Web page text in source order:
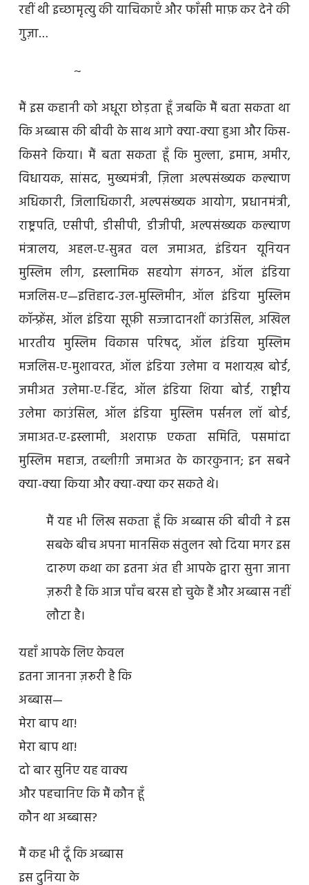
रहीं थी इच्छामृत्यु की याचिकाएँ और फाँसी माफ़ कर देने की
गुज़ा…
~
मैं इस कहानी को अधूरा छोड़ता हूँ जबकि मैं बता सकता था
कि अब्बास की बीवी के साथ आगे क्या-क्या हुआ और किस-
किसने किया। मैं बता सकता हूँ कि मुल्ला, इमाम, अमीर,
विधायक, सांसद, मुख्यमंत्री, ज़िला अल्पसंख्यक कल्याण
अधिकारी, जिलाधिकारी, अल्पसंख्यक आयोग, प्रधानमंत्री,
राष्ट्रपति, एसीपी, डीसीपी, डीजीपी, अल्पसंख्यक कल्याण
मंत्रालय, अहल-ए-सुन्नत वल जमाअत, इंडियन यूनियन
मुस्लिम लीग, इस्लामिक सहयोग संगठन, ऑल इंडिया
मजलिस-ए—इत्तिहाद-उल-मुस्लिमीन, ऑल इंडिया मुस्लिम
कॉन्फ़्रेंस, ऑल इंडिया सूफ़ी सज्जादानशीं काउंसिल, अखिल
भारतीय मुस्लिम विकास परिषद्, ऑल इंडिया मुस्लिम
मजलिस-ए-मुशावरत, ऑल इंडिया उलेमा व मशायख़ बोर्ड,
जमीअत उलेमा-ए-हिंद, ऑल इंडिया शिया बोर्ड, राष्ट्रीय
उलेमा काउंसिल, ऑल इंडिया मुस्लिम पर्सनल लॉ बोर्ड,
जमाअत-ए-इस्लामी, अशराफ़ एकता समिति, पसमांदा
मुस्लिम महाज, तब्लीग़ी जमाअत के कारकुनान; इन सबने
क्या-क्या किया और क्या-क्या कर सकते थे।
मैं यह भी लिख सकता हूँ कि अब्बास की बीवी ने इस
सबके बीच अपना मानसिक संतुलन खो दिया मगर इस
दारुण कथा का इतना अंत ही आपके द्वारा सुना जाना
ज़रूरी है कि आज पाँच बरस हो चुके हैं और अब्बास नहीं
लौटा है।
यहाँ आपके लिए केवल
इतना जानना ज़रूरी है कि
अब्बास—
मेरा बाप था!
मेरा बाप था!
दो बार सुनिए यह वाक्य
और पहचानिए कि मैं कौन हूँ
कौन था अब्बास?
मैं कह भी दूँ कि अब्बास
इस दुनिया के